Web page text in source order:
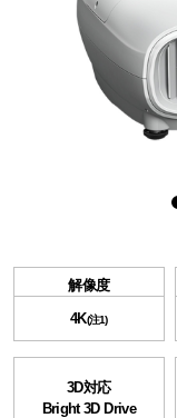
解像度
4K(注1)
3D対応
Bright 3D Drive